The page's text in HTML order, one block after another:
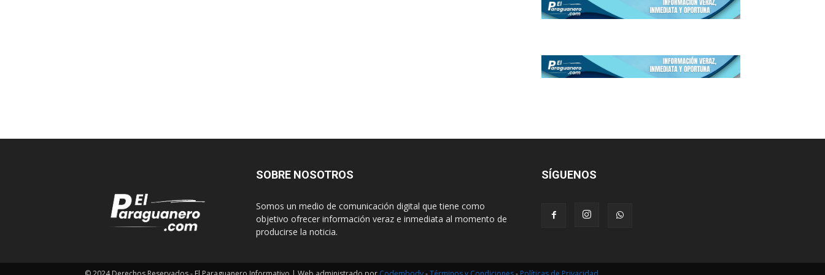
SOBRE NOSOTROS
Somos un medio de comunicación digital que tiene como
objetivo ofrecer información veraz e inmediata al momento de
producirse la noticia.
SÍGUENOS